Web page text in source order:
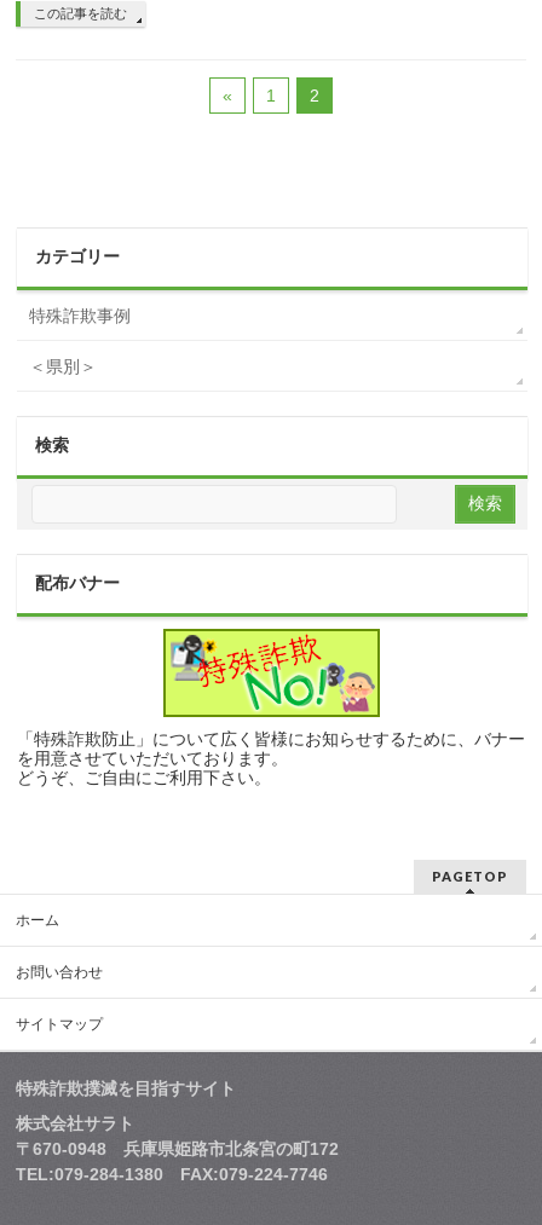
この記事を読む
« 1 2
カテゴリー
特殊詐欺事例
＜県別＞
検索
配布バナー
「特殊詐欺防止」について広く皆様にお知らせするために、バナー
を用意させていただいております。
どうぞ、ご自由にご利用下さい。
PAGETOP
ホーム
お問い合わせ
サイトマップ
特殊詐欺撲滅を目指すサイト
株式会社サラト
〒670-0948 兵庫県姫路市北条宮の町172
TEL:079-284-1380 FAX:079-224-7746